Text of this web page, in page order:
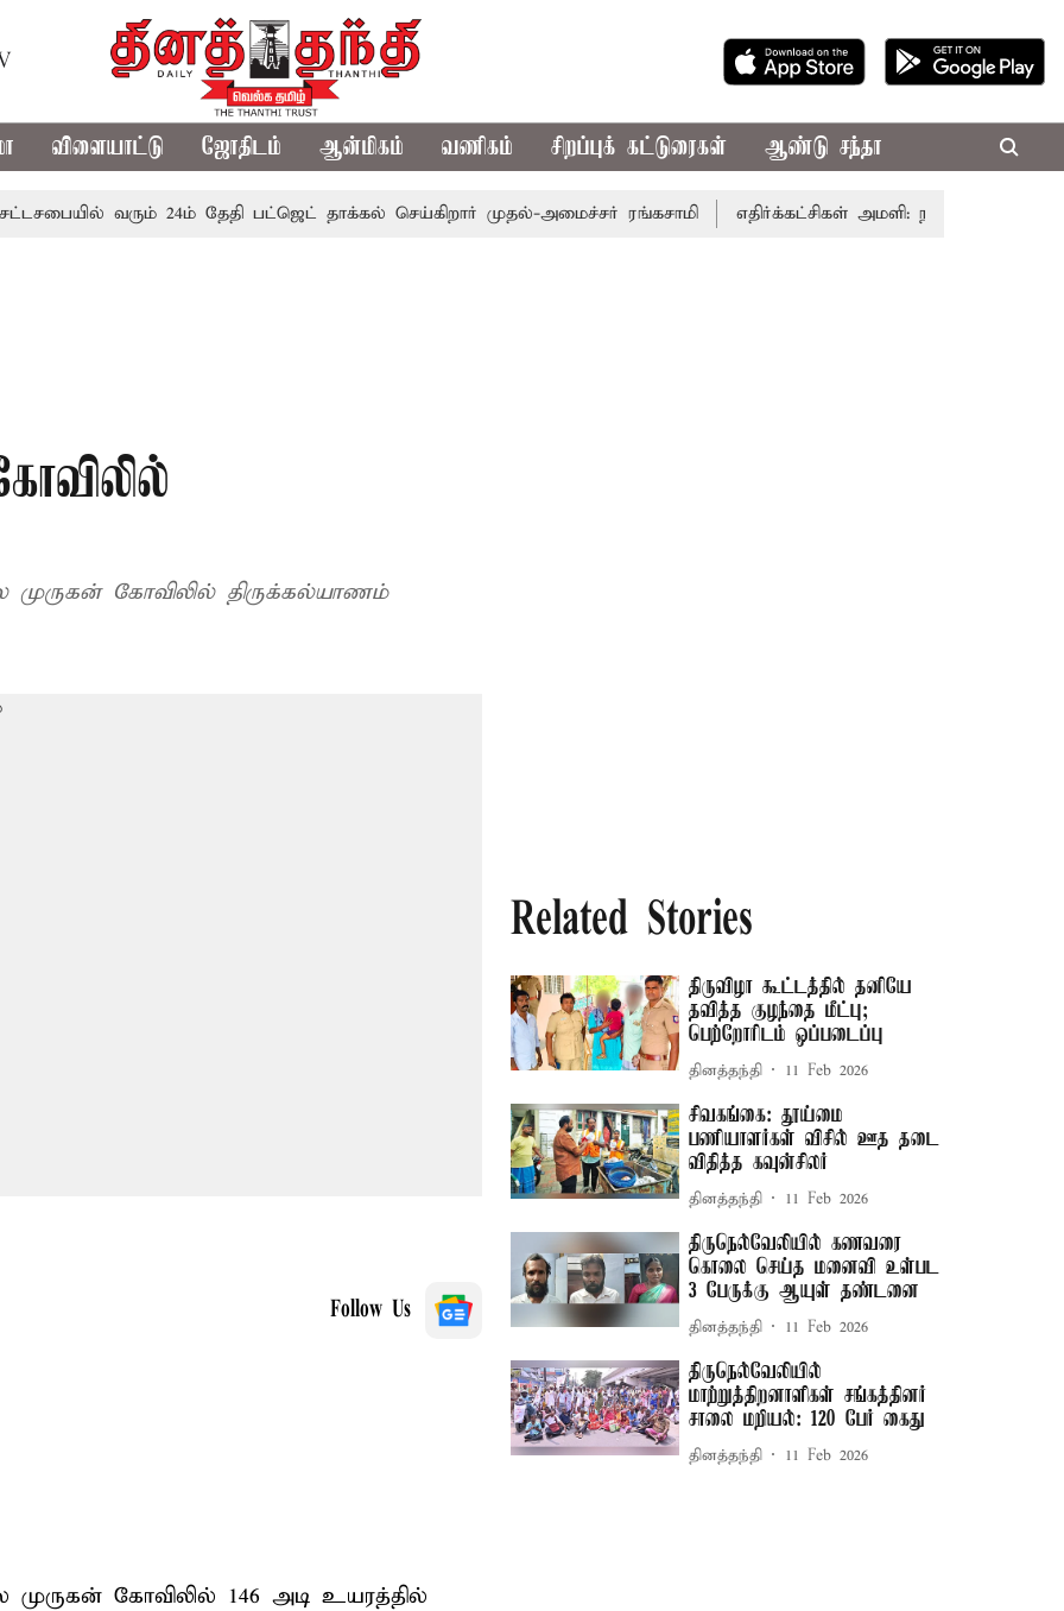
விளையாட்டு ஜோதிடம் ஆன்மிகம் வணிகம் சிறப்புக் கட்டுரைகள் ஆண்டு சந்தா
வரும் 24ம் தேதி பட்ஜெட் தாக்கல் செய்கிறார் முதல்-அமைச்சர் ரங்கசாமி எதிர்க்கட்சிகள் அமளி: நாடாளுமன்ற இரு
முருகன் கோவிலில் திருக்கல்யாணம்
Follow Us
முருகன் கோவிலில் 146 அடி உயரத்தில்
Related Stories
திருவிழா கூட்டத்தில் தனியே
தவித்த குழந்தை மீட்பு;
பெற்றோரிடம் ஒப்படைப்பு
தினத்தந்தி 11 Feb 2026
சிவகங்கை: தூய்மை
பணியாளர்கள் விசில் ஊத தடை
விதித்த கவுன்சிலர்
தினத்தந்தி 11 Feb 2026
திருநெல்வேலியில் கணவரை
கொலை செய்த மனைவி உள்பட
3 பேருக்கு ஆயுள் தண்டனை
தினத்தந்தி 11 Feb 2026
திருநெல்வேலியில்
மாற்றுத்திறனாளிகள் சங்கத்தினர்
சாலை மறியல்: 120 பேர் கைது
தினத்தந்தி 11 Feb 2026